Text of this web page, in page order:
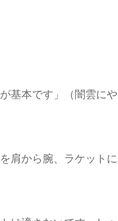
基本です」（闇雲にや
肩から腕、ラケットに